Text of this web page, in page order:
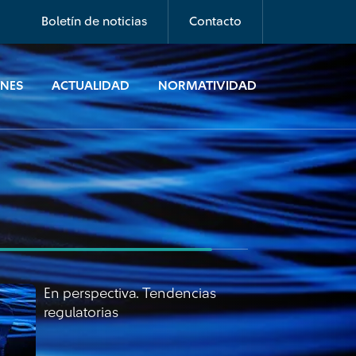
Boletín de noticias Contacto
ACTUALIDAD NORMATIVIDAD
regulatorias mayo 2025
En perspectiva. Tendencias
regulatorias
En perspectiva. Tendencias
regulatorias